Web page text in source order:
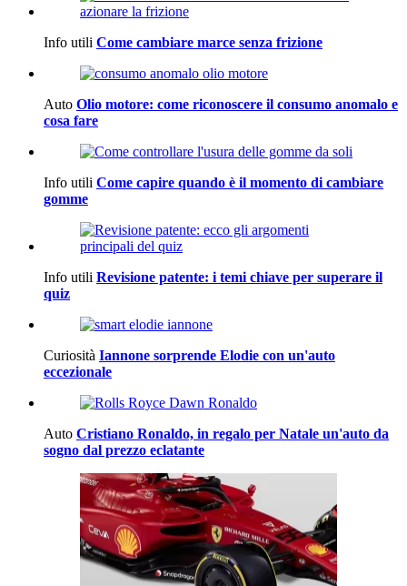
Info utili Come cambiare marce senza frizione
Auto Olio motore: come riconoscere il consumo anomalo e
cosa fare
Info utili Come capire quando è il momento di cambiare
gomme
Info utili Revisione patente: i temi chiave per superare il
quiz
Curiosità Iannone sorprende Elodie con un'auto
eccezionale
Auto Cristiano Ronaldo, in regalo per Natale un'auto da
sogno dal prezzo eclatante